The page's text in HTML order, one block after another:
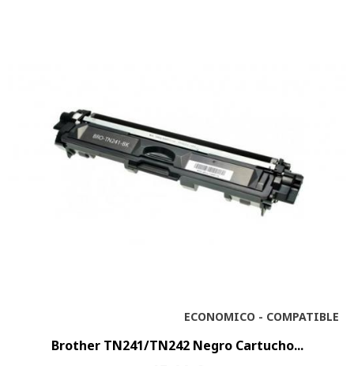
ECONOMICO - COMPATIBLE
Brother TN241/TN242 Negro Cartucho...